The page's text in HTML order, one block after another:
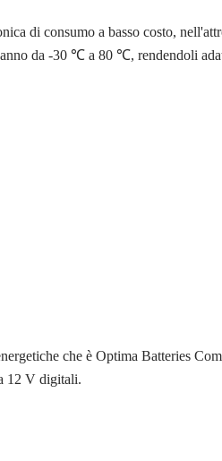
di consumo a basso costo,
da -30 ℃ a 80 ℃, rendendoli
che è Optima Batteries
12 V digitali.